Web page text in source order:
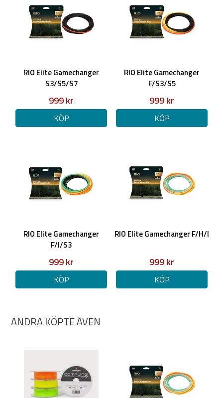
att svänga mellan 4ft och 8ft ner tillsammans med en F/S3/S5 för
att svänga 8ft till 12ft ner.
Nytt för denna säsong är fullt sjunkande alternativ med en
djupaste svingen.
Egenskaper:
Unik tapering gör linan kompatibel med ett brett utbud av
spetsar, allt från tunga T-material till taperade
ersättningsspetsar
snabbaste strömmarna.
I/S2/S3= Intermediate Sjunk2 Sjunk3
400grain / 25,9g
Längd: 7,0m
Rek tip: 5-6g
Klass: #6/7
500grain / 32,4g
Längd: 7,0m
Klass: #7
RIO Elite Gamechanger
S3/S5/S7
999 kr
KÖP
RIO Elite Gamechanger
F/S3/S5
999 kr
KÖP
RIO Elite Gamechanger
F/I/S3
999 kr
KÖP
RIO Elite Gamechanger F/H/I
999 kr
KÖP
ANDRA KÖPTE ÄVEN